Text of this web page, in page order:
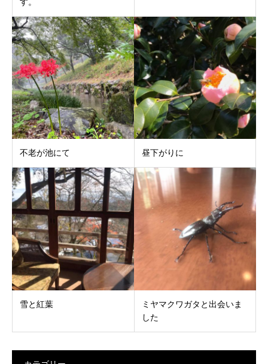
不老が池にて 昼下がりに
雪と紅葉
ミヤマクワガタと出会いま
した